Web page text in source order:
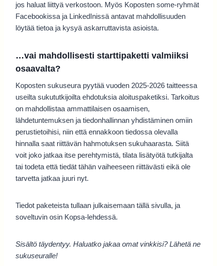
jos haluat liittyä verkostoon. Myös Koposten some-ryhmät
Facebookissa ja LinkedInissä antavat mahdollisuuden
löytää tietoa ja kysyä askarruttavista asioista.
…vai mahdollisesti starttipaketti valmiiksi
osaavalta?
Koposten sukuseura pyytää vuoden 2025-2026 taitteessa
useilta sukututkijoilta ehdotuksia aloituspaketiksi. Tarkoitus
on mahdollistaa ammattilaisen osaamisen,
lähdetuntemuksen ja tiedonhallinnan yhdistäminen omiin
perustietoihisi, niin että ennakkoon tiedossa olevalla
hinnalla saat riittävän hahmotuksen sukuhaarasta. Siitä
voit joko jatkaa itse perehtymistä, tilata lisätyötä tutkijalta
tai todeta että tiedät tähän vaiheeseen riittävästi eikä ole
tarvetta jatkaa juuri nyt.
Tiedot paketeista tullaan julkaisemaan tällä sivulla, ja
soveltuvin osin Kopsa-lehdessä.
Sisältö täydentyy. Haluatko jakaa omat vinkkisi? Lähetä ne
sukuseuralle!